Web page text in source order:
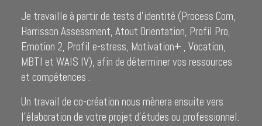
Je travaille à partir de tests d’identité (Process Com,
Harrisson Assessment, Atout Orientation, Profil Pro,
Emotion 2, Profil e-stress, Motivation+ , Vocation,
MBTI et WAIS IV), afin de déterminer vos ressources
et compétences .
Un travail de co-création nous mènera ensuite vers
l’élaboration de votre projet d’études ou professionnel.